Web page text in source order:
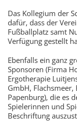
Das Kollegium der
dafür, dass der
Fußballplatz samt
Verfügung gestellt
Ebenfalls ein ganz
Sponsoren (Firma
Ergotherapie
GmbH, Flachsmeer,
Papenburg), die es
Spielerinnen und
Beschriftung